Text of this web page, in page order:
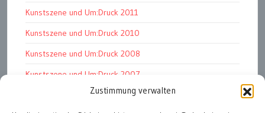
Zustimmung verwalten
Kunstszene und Um:Druck 2011
Kunstszene und Um:Druck 2010
Kunstszene und Um:Druck 2008
Kunstszene und Um:Druck 2007
Kunst kommt von Können